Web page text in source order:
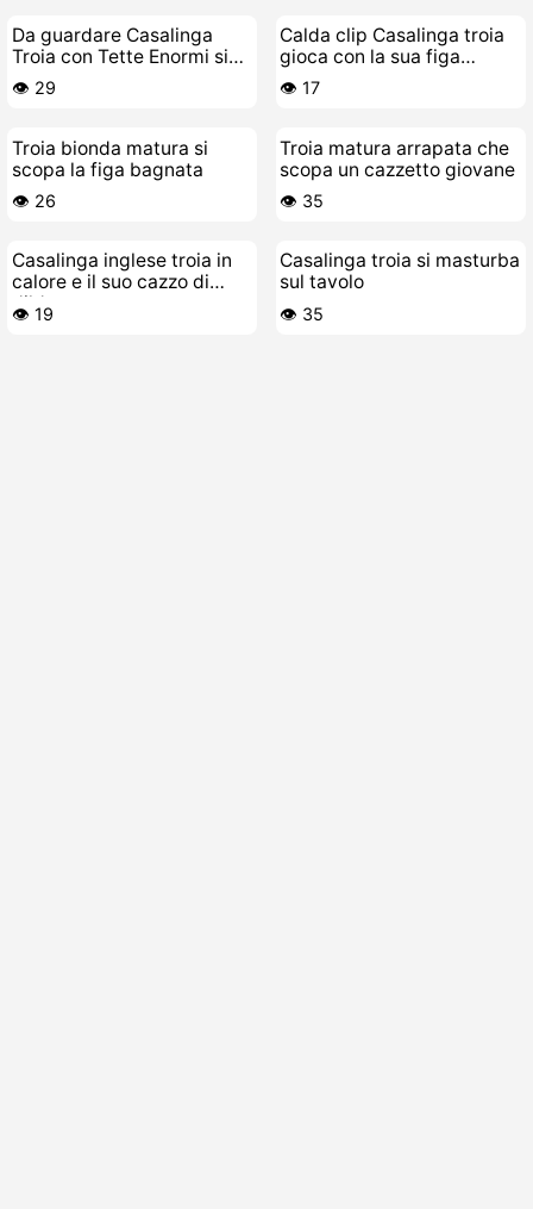
Da guardare Casalinga
Troia con Tette Enormi si
Scopa da Sola
👁️ 29
Calda clip Casalinga troia
gioca con la sua figa
pelosa e zoccola
👁️ 17
Troia bionda matura si
scopa la figa bagnata
👁️ 26
Troia matura arrapata che
scopa un cazzetto giovane
👁️ 35
Casalinga inglese troia in
calore e il suo cazzo di
dildo
👁️ 19
Casalinga troia si masturba
sul tavolo
👁️ 35